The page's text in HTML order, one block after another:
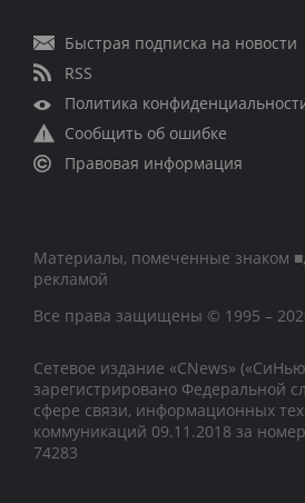
Быстрая подписка на новости
RSS
Политика
Сообщить об ошибке
Правовая информация
Материалы, помеченные знаком
рекламой
Все права защищены © 1995 –
Сетевое издание «CNews»
зарегистрировано Федеральной
сфере связи, информационных
коммуникаций 09.11.2018 за
74283